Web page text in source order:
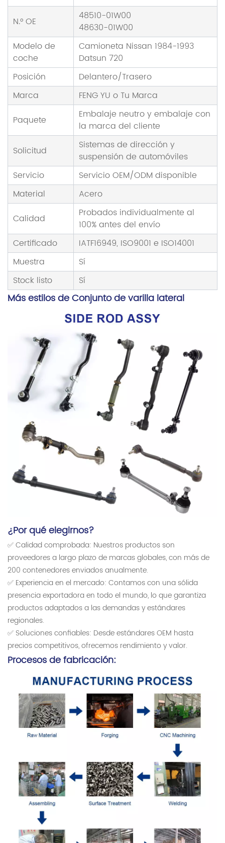
N.° OE
48510-01W00
48630-01W00
Modelo de
coche
Camioneta Nissan 1984-1993
Datsun 720
Posición
Delantero/Trasero
Marca
FENG YU o Tu Marca
Paquete
Embalaje neutro y embalaje con
la marca del cliente
Solicitud
Sistemas de dirección y
suspensión de automóviles
Servicio
Servicio OEM/ODM disponible
Material
Acero
Calidad
Probados individualmente al
100% antes del envío
Certificado
IATF16949, ISO9001 e ISO14001
Muestra
Sí
Stock listo
Sí
Más estilos deConjunto de varilla lateral
¿Por qué elegirnos?
✅ Calidad comprobada: Nuestros productos son
proveedores a largo plazo de marcas globales, con más de
200 contenedores enviados anualmente.
✅ Experiencia en el mercado: Contamos con una sólida
presencia exportadora en todo el mundo, lo que garantiza
productos adaptados a las demandas y estándares
regionales.
✅ Soluciones confiables: Desde estándares OEM hasta
precios competitivos, ofrecemos rendimiento y valor.
Procesos de fabricación: